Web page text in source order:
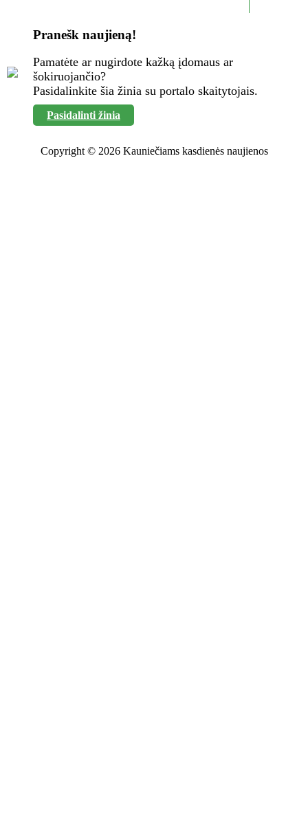
Pranešk naujieną!
Pamatėte ar nugirdote kažką įdomaus ar
šokiruojančio?
Pasidalinkite šia žinia su portalo skaitytojais.
Pasidalinti žinia
Copyright © 2026 Kauniečiams kasdienės naujienos